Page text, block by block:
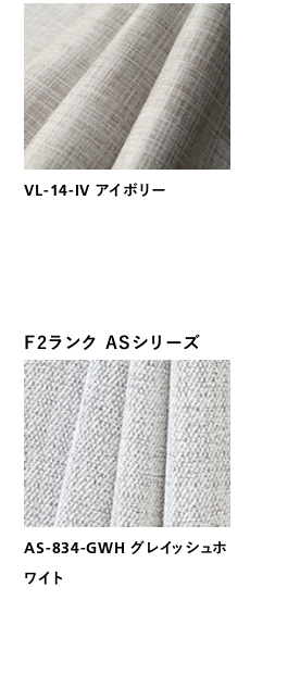
VL-14-IV アイボリー
F2ランク ASシリーズ
AS-834-GWH グレイッシュホ
ワイト